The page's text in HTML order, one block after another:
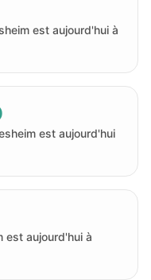
est aujourd'hui à
est aujourd'hui
est aujourd'hui à